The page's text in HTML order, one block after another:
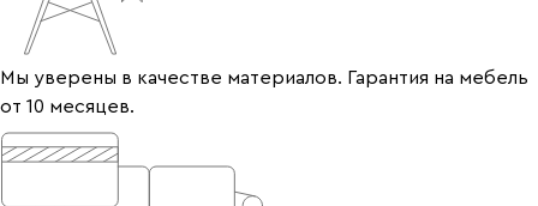
Мы уверены в качестве материалов. Гарантия на мебель
от 10 месяцев.